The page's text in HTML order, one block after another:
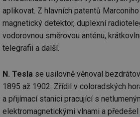
aplikovat. Z hlavních patentů
magnetický detektor, duplexní
vodorovnou směrovou anténu,
telegrafii a další.
N. Tesla se usilovně věnoval
1895 až 1902. Zřídil v coloradských
a přijímací stanici pracující s
elektromagnetickými vlnami a